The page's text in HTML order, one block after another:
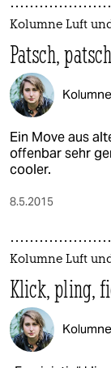
Kolumne Luft
Patsch,
Kolumne
Ein Move aus
offenbar sehr
cooler.
8.5.2015
Kolumne Luft
Klick, pling,
Kolumne